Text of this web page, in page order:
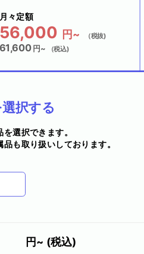
月々定額
56,000 円~ （税抜)
61,600円~ （税込)
択する
選択できます。
も取り扱いしております。
円~ (税込)